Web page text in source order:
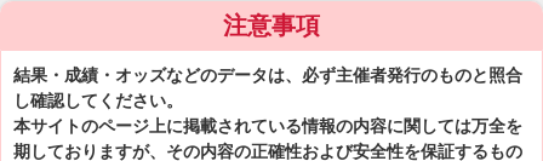
注意事項
結果・成績・オッズなどのデータは、必ず主催者発行のものと照合
し確認してください。
本サイトのページ上に掲載されている情報の内容に関しては万全を
期しておりますが、その内容の正確性および安全性を保証するもの